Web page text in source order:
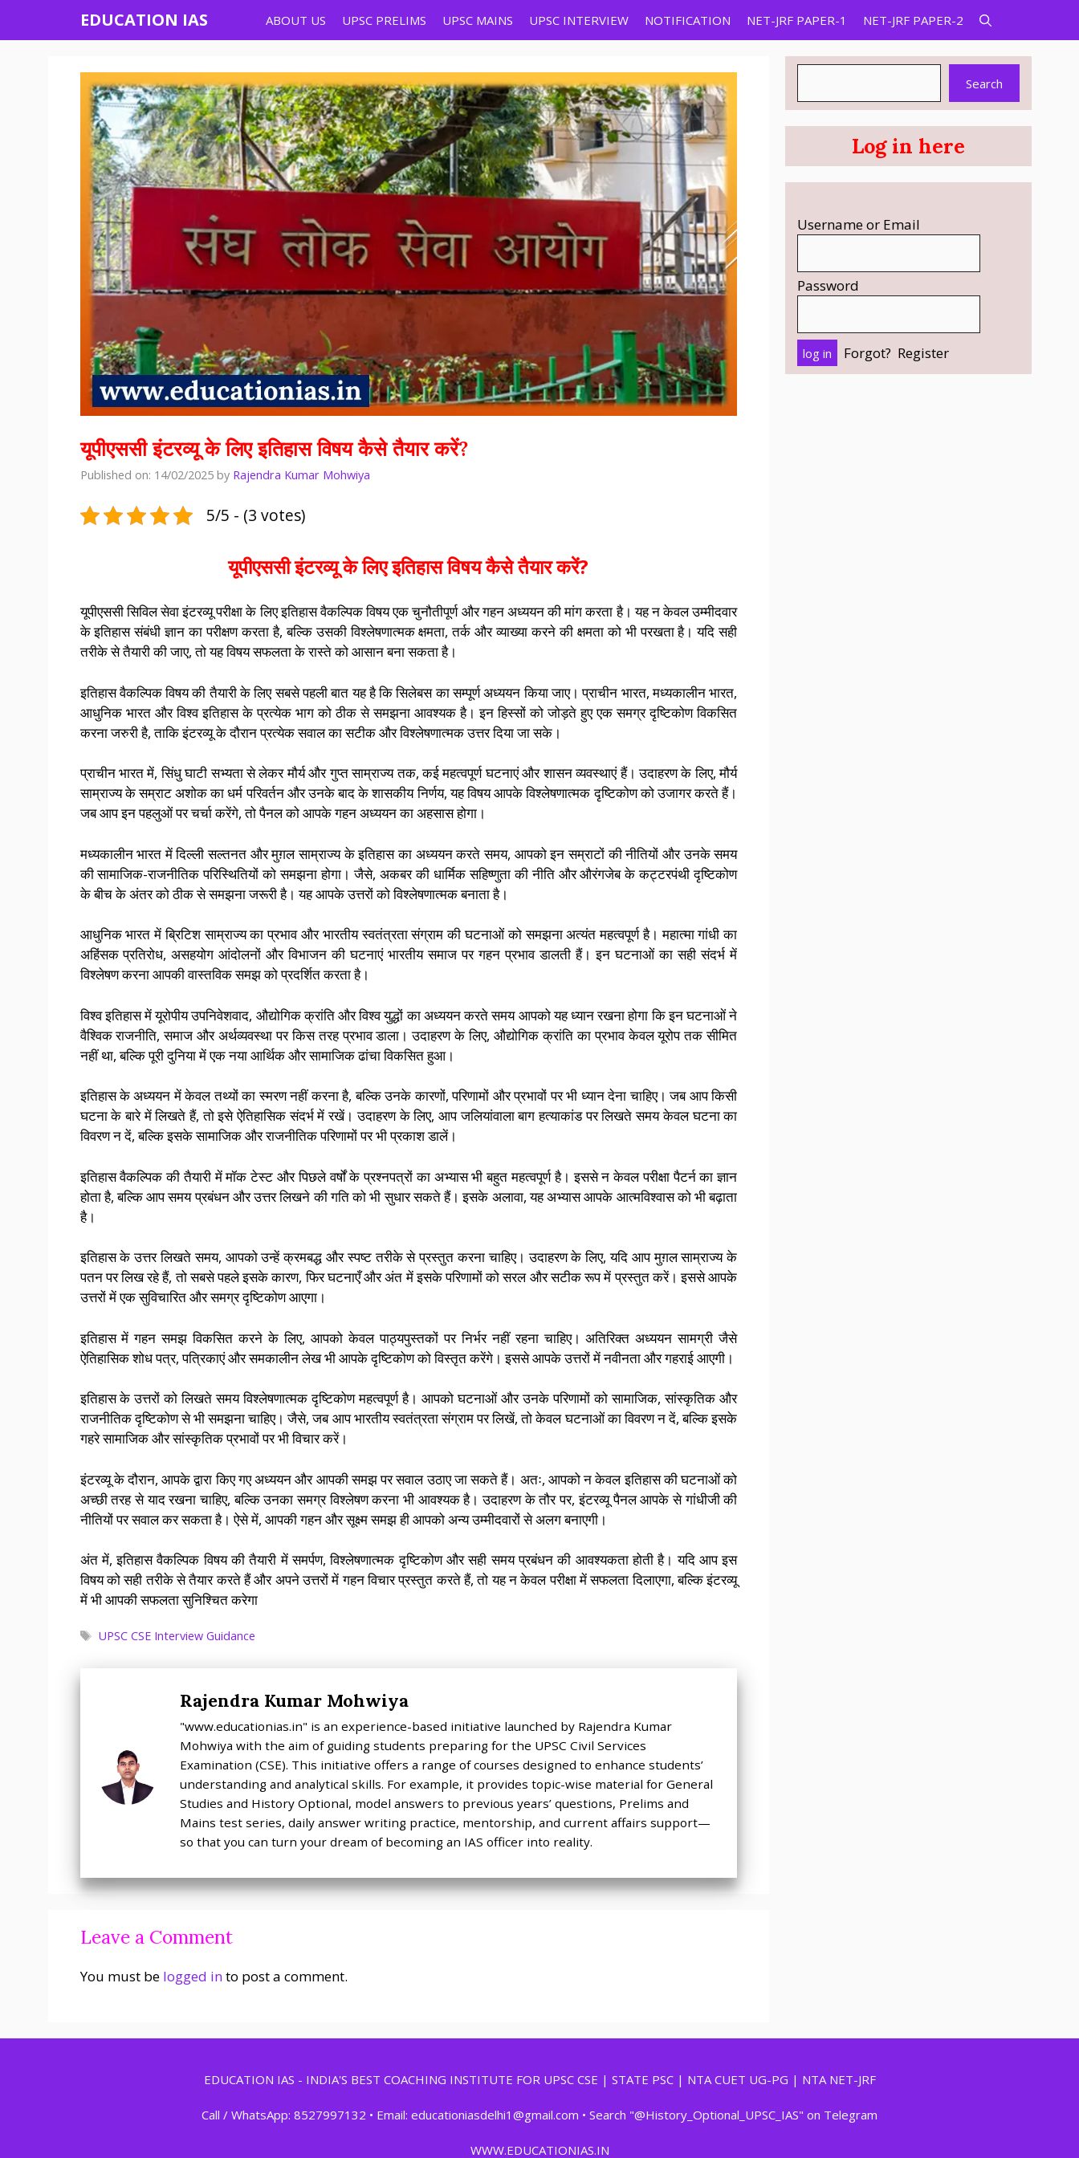
EDUCATION IAS ABOUT US UPSC PRELIMS UPSC MAINS UPSC INTERVIEW NOTIFICATION NET-JRF PAPER-1 NET-JRF PAPER-2
यूपीएससी इंटरव्यू के लिए इतिहास विषय कैसे तैयार करें?
Published on: 14/02/2025 by Rajendra Kumar Mohwiya
5/5 - (3 votes)
यूपीएससी इंटरव्यू के लिए इतिहास विषय कैसे तैयार करें?
यूपीएससी सिविल सेवा इंटरव्यू परीक्षा के लिए इतिहास वैकल्पिक विषय एक चुनौतीपूर्ण और गहन अध्ययन की मांग करता है। यह न केवल उम्मीदवार
के इतिहास संबंधी ज्ञान का परीक्षण करता है, बल्कि उसकी विश्लेषणात्मक क्षमता, तर्क और व्याख्या करने की क्षमता को भी परखता है। यदि सही
तरीके से तैयारी की जाए, तो यह विषय सफलता के रास्ते को आसान बना सकता है।
इतिहास वैकल्पिक विषय की तैयारी के लिए सबसे पहली बात यह है कि सिलेबस का सम्पूर्ण अध्ययन किया जाए। प्राचीन भारत, मध्यकालीन भारत,
आधुनिक भारत और विश्व इतिहास के प्रत्येक भाग को ठीक से समझना आवश्यक है। इन हिस्सों को जोड़ते हुए एक समग्र दृष्टिकोण विकसित
करना जरुरी है, ताकि इंटरव्यू के दौरान प्रत्येक सवाल का सटीक और विश्लेषणात्मक उत्तर दिया जा सके।
प्राचीन भारत में, सिंधु घाटी सभ्यता से लेकर मौर्य और गुप्त साम्राज्य तक, कई महत्वपूर्ण घटनाएं और शासन व्यवस्थाएं हैं। उदाहरण के लिए, मौर्य
साम्राज्य के सम्राट अशोक का धर्म परिवर्तन और उनके बाद के शासकीय निर्णय, यह विषय आपके विश्लेषणात्मक दृष्टिकोण को उजागर करते हैं।
जब आप इन पहलुओं पर चर्चा करेंगे, तो पैनल को आपके गहन अध्ययन का अहसास होगा।
मध्यकालीन भारत में दिल्ली सल्तनत और मुग़ल साम्राज्य के इतिहास का अध्ययन करते समय, आपको इन सम्राटों की नीतियों और उनके समय
की सामाजिक-राजनीतिक परिस्थितियों को समझना होगा। जैसे, अकबर की धार्मिक सहिष्णुता की नीति और औरंगजेब के कट्टरपंथी दृष्टिकोण
के बीच के अंतर को ठीक से समझना जरूरी है। यह आपके उत्तरों को विश्लेषणात्मक बनाता है।
आधुनिक भारत में ब्रिटिश साम्राज्य का प्रभाव और भारतीय स्वतंत्रता संग्राम की घटनाओं को समझना अत्यंत महत्वपूर्ण है। महात्मा गांधी का
अहिंसक प्रतिरोध, असहयोग आंदोलनों और विभाजन की घटनाएं भारतीय समाज पर गहन प्रभाव डालती हैं। इन घटनाओं का सही संदर्भ में
विश्लेषण करना आपकी वास्तविक समझ को प्रदर्शित करता है।
विश्व इतिहास में यूरोपीय उपनिवेशवाद, औद्योगिक क्रांति और विश्व युद्धों का अध्ययन करते समय आपको यह ध्यान रखना होगा कि इन घटनाओं ने
वैश्विक राजनीति, समाज और अर्थव्यवस्था पर किस तरह प्रभाव डाला। उदाहरण के लिए, औद्योगिक क्रांति का प्रभाव केवल यूरोप तक सीमित
नहीं था, बल्कि पूरी दुनिया में एक नया आर्थिक और सामाजिक ढांचा विकसित हुआ।
इतिहास के अध्ययन में केवल तथ्यों का स्मरण नहीं करना है, बल्कि उनके कारणों, परिणामों और प्रभावों पर भी ध्यान देना चाहिए। जब आप किसी
घटना के बारे में लिखते हैं, तो इसे ऐतिहासिक संदर्भ में रखें। उदाहरण के लिए, आप जलियांवाला बाग हत्याकांड पर लिखते समय केवल घटना का
विवरण न दें, बल्कि इसके सामाजिक और राजनीतिक परिणामों पर भी प्रकाश डालें।
इतिहास वैकल्पिक की तैयारी में मॉक टेस्ट और पिछले वर्षों के प्रश्नपत्रों का अभ्यास भी बहुत महत्वपूर्ण है। इससे न केवल परीक्षा पैटर्न का ज्ञान
होता है, बल्कि आप समय प्रबंधन और उत्तर लिखने की गति को भी सुधार सकते हैं। इसके अलावा, यह अभ्यास आपके आत्मविश्वास को भी बढ़ाता
है।
इतिहास के उत्तर लिखते समय, आपको उन्हें क्रमबद्ध और स्पष्ट तरीके से प्रस्तुत करना चाहिए। उदाहरण के लिए, यदि आप मुग़ल साम्राज्य के
पतन पर लिख रहे हैं, तो सबसे पहले इसके कारण, फिर घटनाएँ और अंत में इसके परिणामों को सरल और सटीक रूप में प्रस्तुत करें। इससे आपके
उत्तरों में एक सुविचारित और समग्र दृष्टिकोण आएगा।
इतिहास में गहन समझ विकसित करने के लिए, आपको केवल पाठ्यपुस्तकों पर निर्भर नहीं रहना चाहिए। अतिरिक्त अध्ययन सामग्री जैसे
ऐतिहासिक शोध पत्र, पत्रिकाएं और समकालीन लेख भी आपके दृष्टिकोण को विस्तृत करेंगे। इससे आपके उत्तरों में नवीनता और गहराई आएगी।
इतिहास के उत्तरों को लिखते समय विश्लेषणात्मक दृष्टिकोण महत्वपूर्ण है। आपको घटनाओं और उनके परिणामों को सामाजिक, सांस्कृतिक और
राजनीतिक दृष्टिकोण से भी समझना चाहिए। जैसे, जब आप भारतीय स्वतंत्रता संग्राम पर लिखें, तो केवल घटनाओं का विवरण न दें, बल्कि इसके
गहरे सामाजिक और सांस्कृतिक प्रभावों पर भी विचार करें।
इंटरव्यू के दौरान, आपके द्वारा किए गए अध्ययन और आपकी समझ पर सवाल उठाए जा सकते हैं। अतः, आपको न केवल इतिहास की घटनाओं को
अच्छी तरह से याद रखना चाहिए, बल्कि उनका समग्र विश्लेषण करना भी आवश्यक है। उदाहरण के तौर पर, इंटरव्यू पैनल आपके से गांधीजी की
नीतियों पर सवाल कर सकता है। ऐसे में, आपकी गहन और सूक्ष्म समझ ही आपको अन्य उम्मीदवारों से अलग बनाएगी।
अंत में, इतिहास वैकल्पिक विषय की तैयारी में समर्पण, विश्लेषणात्मक दृष्टिकोण और सही समय प्रबंधन की आवश्यकता होती है। यदि आप इस
विषय को सही तरीके से तैयार करते हैं और अपने उत्तरों में गहन विचार प्रस्तुत करते हैं, तो यह न केवल परीक्षा में सफलता दिलाएगा, बल्कि इंटरव्यू
में भी आपकी सफलता सुनिश्चित करेगा
Tags
UPSC CSE Interview Guidance
Rajendra Kumar Mohwiya
"www.educationias.in" is an experience-based initiative launched by Rajendra Kumar
Mohwiya with the aim of guiding students preparing for the UPSC Civil Services
Examination (CSE). This initiative offers a range of courses designed to enhance students’
understanding and analytical skills. For example, it provides topic-wise material for General
Studies and History Optional, model answers to previous years’ questions, Prelims and
Mains test series, daily answer writing practice, mentorship, and current affairs support—
so that you can turn your dream of becoming an IAS officer into reality.
Leave a Comment
You must be logged into post a comment.
Search
Log in here
Username or Email
Password
Forgot? Register
EDUCATION IAS - INDIA'S BEST COACHING INSTITUTE FOR UPSC CSE | STATE PSC | NTA CUET UG-PG | NTA NET-JRF
Call / WhatsApp: 8527997132 • Email: educationiasdelhi1@gmail.com • Search "@History_Optional_UPSC_IAS" on Telegram
WWW.EDUCATIONIAS.IN